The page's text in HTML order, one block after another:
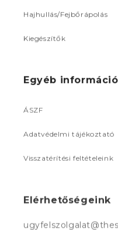
Hajhullás/Fejbőrápolás
Kiegészítők
Egyéb
ÁSZF
Adatvédelmi tájékoztató
Visszatérítési feltételeink
Elérhetőségeink